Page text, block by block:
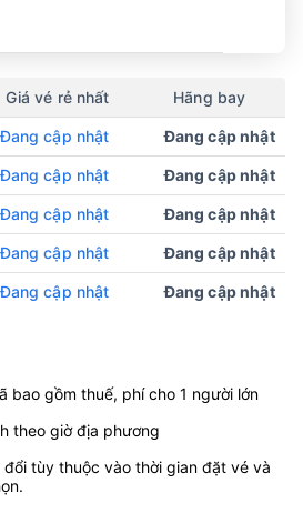
Giá vé rẻ nhất Hãng bay
Đang cập nhật Đang cập nhật
Đang cập nhật Đang cập nhật
Đang cập nhật Đang cập nhật
Đang cập nhật Đang cập nhật
Đang cập nhật Đang cập nhật
bao gồm thuế, phí cho 1 người lớn
theo giờ địa phương
tùy thuộc vào thời gian đặt vé và